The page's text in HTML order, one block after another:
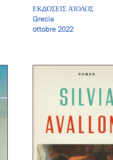
ΕΚΔΌΣΕΙΣ ΑΊΟΛΟΣ
Grecia
ottobre 2022